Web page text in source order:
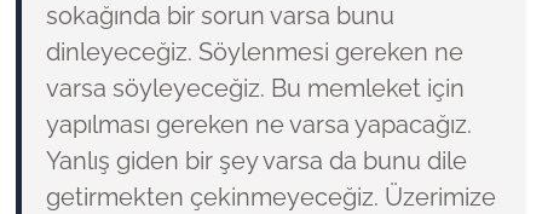
sokağında bir sorun varsa bunu
dinleyeceğiz. Söylenmesi gereken ne
varsa söyleyeceğiz. Bu memleket için
yapılması gereken ne varsa yapacağız.
Yanlış giden bir şey varsa da bunu dile
getirmekten çekinmeyeceğiz. Üzerimize